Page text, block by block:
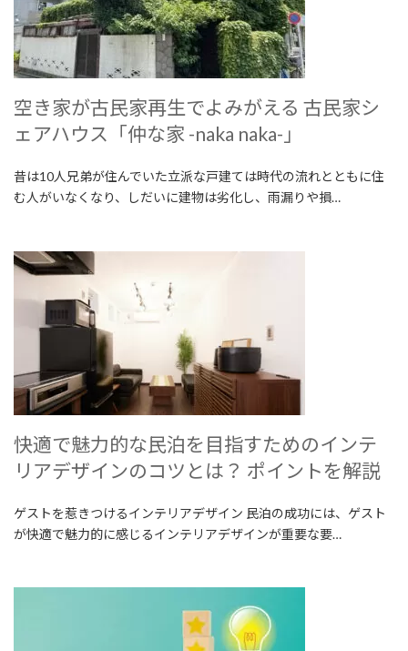
空き家が古民家再生でよみがえる 古民家シ
ェアハウス「仲な家 -naka naka-」
昔は10人兄弟が住んでいた立派な戸建ては時代の流れとともに住
む人がいなくなり、しだいに建物は劣化し、雨漏りや損…
快適で魅力的な民泊を目指すためのインテ
リアデザインのコツとは？ ポイントを解説
ゲストを惹きつけるインテリアデザイン 民泊の成功には、ゲスト
が快適で魅力的に感じるインテリアデザインが重要な要…